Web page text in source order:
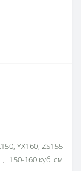
YX160, ZS155
150-160 куб. см